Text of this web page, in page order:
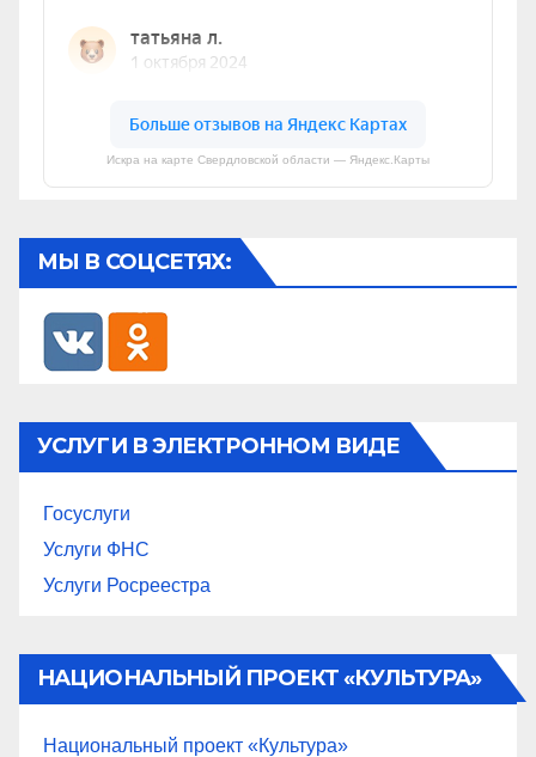
Искра на карте Свердловской области — Яндекс.Карты
МЫ В СОЦСЕТЯХ:
УСЛУГИ В ЭЛЕКТРОННОМ ВИДЕ
Госуслуги
Услуги ФНС
Услуги Росреестра
НАЦИОНАЛЬНЫЙ ПРОЕКТ «КУЛЬТУРА»
Национальный проект «Культура»